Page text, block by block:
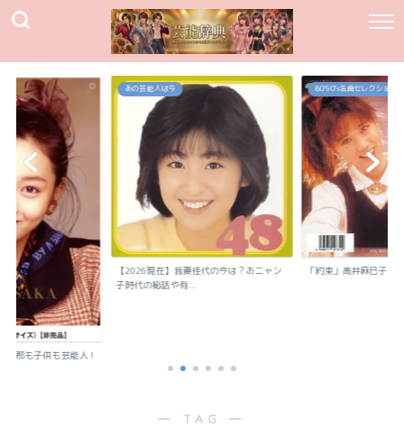
旦那も子供も芸能人！
あの芸能人は今
【2026現在】我妻佳代の今は？おニャン
子時代の秘話や有...
80`90's名曲セレクション
「約束」高井麻巳子
― TAG ―